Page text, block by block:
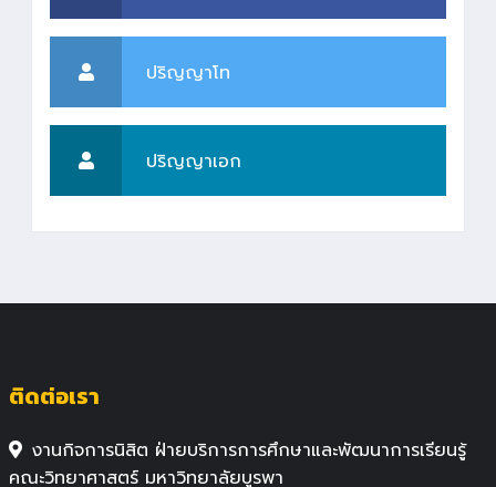
ปริญญาโท
ปริญญาเอก
ติดต่อเรา
งานกิจการนิสิต ฝ่ายบริการการศึกษาและพัฒนาการเรียนรู้
คณะวิทยาศาสตร์ มหาวิทยาลัยบูรพา